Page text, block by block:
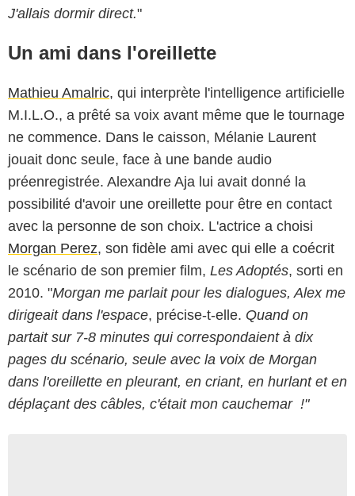
J'allais dormir direct."
Un ami dans l'oreillette
Mathieu Amalric, qui interprète l'intelligence artificielle
M.I.L.O., a prêté sa voix avant même que le tournage
ne commence. Dans le caisson, Mélanie Laurent
jouait donc seule, face à une bande audio
préenregistrée. Alexandre Aja lui avait donné la
possibilité d'avoir une oreillette pour être en contact
avec la personne de son choix. L'actrice a choisi
Morgan Perez, son fidèle ami avec qui elle a coécrit
le scénario de son premier film, Les Adoptés, sorti en
2010. "Morgan me parlait pour les dialogues, Alex me
dirigeait dans l'espace, précise-t-elle. Quand on
partait sur 7-8 minutes qui correspondaient à dix
pages du scénario, seule avec la voix de Morgan
dans l'oreillette en pleurant, en criant, en hurlant et en
déplaçant des câbles, c'était mon cauchemar !"